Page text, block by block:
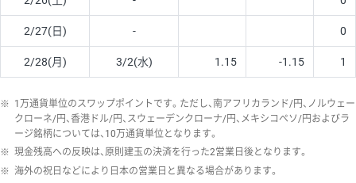
2/27(日) - 0
2/28(月) 3/2(水) 1.15 -1.15 1
※ 1万通貨単位のスワップポイントです。ただし、南アフリカランド/円、ノルウェー
クローネ/円、香港ドル/円、スウェーデンクローナ/円、メキシコペソ/円およびラ
ージ銘柄については、10万通貨単位となります。
※ 現金残高への反映は、原則建玉の決済を行った2営業日後となります。
※ 海外の祝日などにより日本の営業日と異なる場合があります。